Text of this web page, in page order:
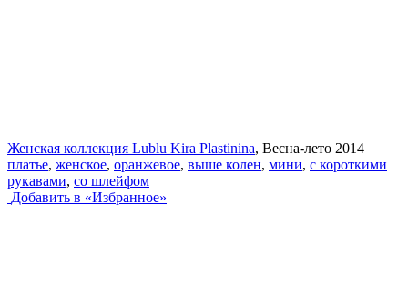
Женская коллекция Lublu Kira Plastinina, Весна-лето 2014
платье, женское, оранжевое, выше колен, мини, с короткими
рукавами, со шлейфом
Добавить в «Избранное»